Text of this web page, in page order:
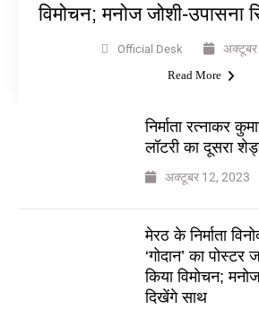
विमोचन; मनोज जोशी-उपासना
Official Desk
Read More
निर्माता रत्नाकर
लॉटरी का दूसरा
अक्टूबर 12, 2023
मेरठ के निर्माता
‘गोदान’ का पोस्टर
किया विमोचन;
दिखेंगे साथ